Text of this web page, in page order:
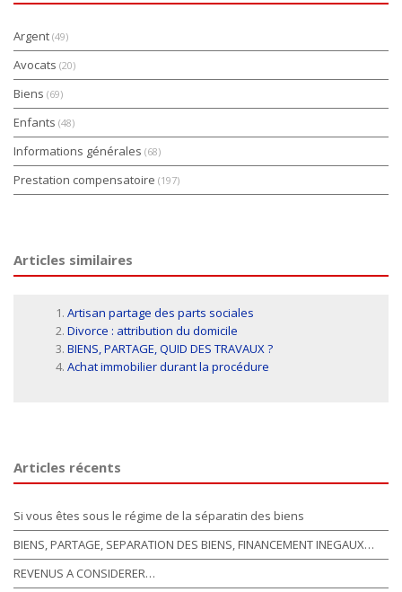
Argent (49)
Avocats (20)
Biens (69)
Enfants (48)
Informations générales (68)
Prestation compensatoire (197)
Articles similaires
Artisan partage des parts sociales
Divorce : attribution du domicile
BIENS, PARTAGE, QUID DES TRAVAUX ?
Achat immobilier durant la procédure
Articles récents
Si vous êtes sous le régime de la séparatin des biens
BIENS, PARTAGE, SEPARATION DES BIENS, FINANCEMENT INEGAUX…
REVENUS A CONSIDERER…